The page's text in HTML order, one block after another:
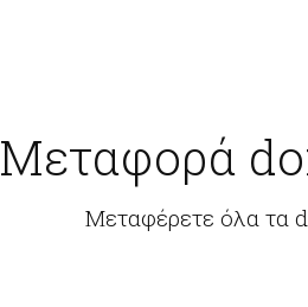
Μεταφορά
Μεταφέρετε όλα τα